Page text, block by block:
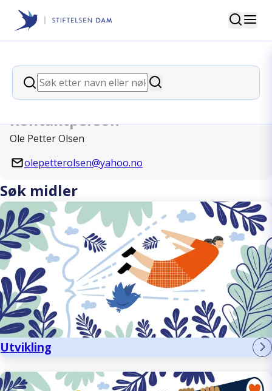
Stiftelsen Dam
Søk
Søk
Søk
back
Mannsforum
Kontaktperson
Ole Petter Olsen
olepetterolsen@yahoo.no
Søk midler
Utvikling